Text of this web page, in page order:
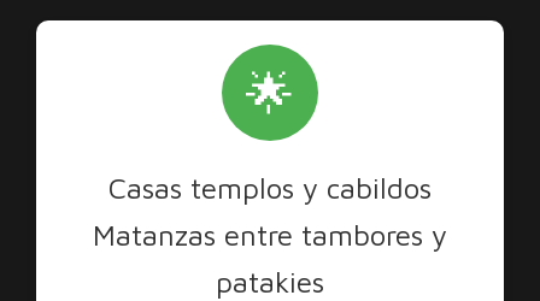
🌟
Casas templos y cabildos
Matanzas entre tambores y
patakies